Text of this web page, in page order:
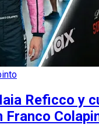
Reficco y
Franco